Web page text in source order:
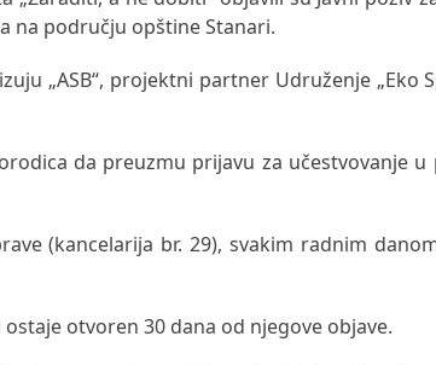
na području opštine Stanari.
„ASB“, projektni partner Udruženje „Eko
da preuzmu prijavu za učestvovanje
(kancelarija br. 29), svakim radnim
otvoren 30 dana od njegove objave.